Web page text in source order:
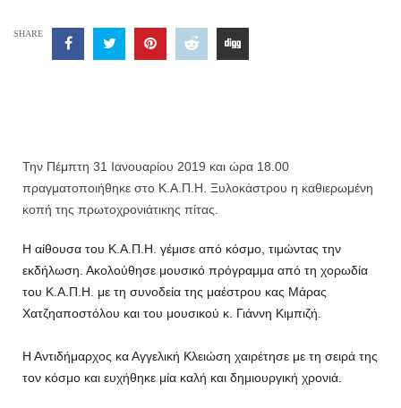
SHARE
Την Πέμπτη 31 Ιανουαρίου 2019 και ώρα 18.00
πραγματοποιήθηκε στο Κ.Α.Π.Η. Ξυλοκάστρου η καθιερωμένη
κοπή της πρωτοχρονιάτικης πίτας.
Η αίθουσα του Κ.Α.Π.Η. γέμισε από κόσμο, τιμώντας την
εκδήλωση. Ακολούθησε μουσικό πρόγραμμα από τη χορωδία
του Κ.Α.Π.Η. με τη συνοδεία της μαέστρου κας Μάρας
Χατζηαποστόλου και του μουσικού κ. Γιάννη Κιμπιζή.
Η Αντιδήμαρχος κα Αγγελική Κλειώση χαιρέτησε με τη σειρά της
τον κόσμο και ευχήθηκε μία καλή και δημιουργική χρονιά.